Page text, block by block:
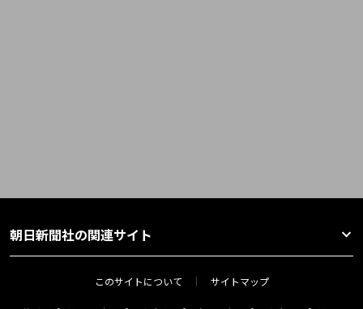
朝日新聞社の関連サイト
このサイトについて サイトマップ